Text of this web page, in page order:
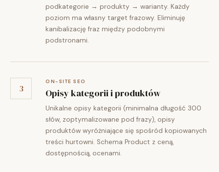
podkategorie → produkty → warianty. Każdy
poziom ma własny target frazowy. Eliminuję
kanibalizację fraz między podobnymi
podstronami.
3
ON-SITE SEO
Opisy kategorii i produktów
Unikalne opisy kategorii (minimalna długość 300
słów, zoptymalizowane pod frazy), opisy
produktów wyróżniające się spośród kopiowanych
treści hurtowni. Schema Product z ceną,
dostępnością, ocenami.